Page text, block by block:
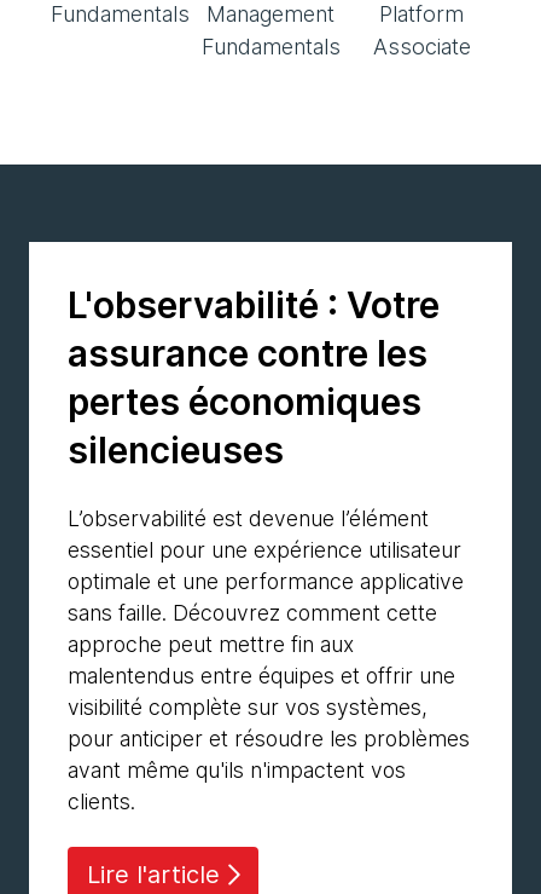
Fundamentals
Management
Fundamentals
Platform
Associate
L'observabilité : Votre
assurance contre les
pertes économiques
silencieuses
L’observabilité est devenue l’élément
essentiel pour une expérience utilisateur
optimale et une performance applicative
sans faille. Découvrez comment cette
approche peut mettre fin aux
malentendus entre équipes et offrir une
visibilité complète sur vos systèmes,
pour anticiper et résoudre les problèmes
avant même qu'ils n'impactent vos
clients.
Lire l'article